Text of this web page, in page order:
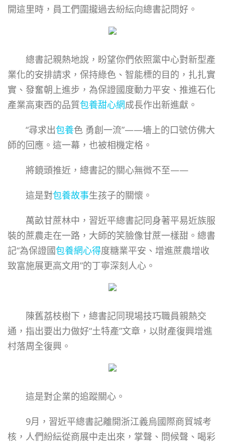
開這里時，員工們圍攏過去紛紜向總書記問好。
總書記親熱地說，盼望你們依照黨中心對新型產
業化的安排請求，保持綠色、智能標的目的，扎扎實
實、發奮朝上進步，為保證國度動力平安、推進石化
產業高東西的品質包養甜心網成長作出新進獻。
“尋求出包養色 勇創一流”——墻上的口號仿佛大
師的回應。這一幕，也被相機定格。
將鏡頭推近，總書記的關心無微不至——
這是對包養故事生孩子的關懷。
萬畝甘蔗林中，習近平總書記同身著平易近族服
裝的蔗農走在一路，大師的笑臉像甘蔗一樣甜。總書
記“為保證國包養網心得度糖業平安、增進蔗農增收
致富施展更高文用”的丁寧深刻人心。
陳舊荔枝樹下，總書記同現場技巧職員親熱交
通，指出要出力做好“土特產”文章，以財產復興增進
村落周全復興。
這是對企業的追蹤關心。
9月，習近平總書記離開浙江義烏國際商貿城考
核，人們紛紜從商展中走出來，掌聲、問候聲、喝彩